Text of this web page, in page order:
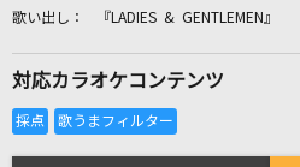
『LADIES & GENTLEMEN』
対応カラオケコンテンツ